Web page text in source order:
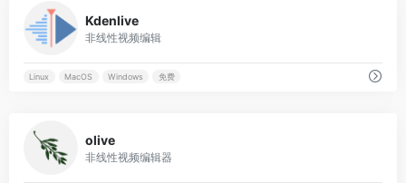
Kdenlive
非线性视频编辑
Linux MacOS Windows 免费
olive
非线性视频编辑器